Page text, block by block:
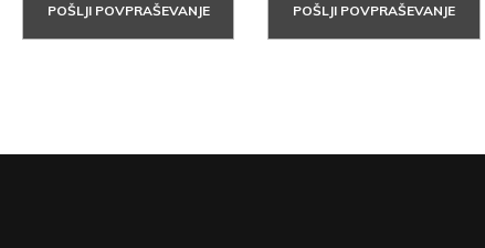
POŠLJI POVPRAŠEVANJE POŠLJI POVPRAŠEVANJE